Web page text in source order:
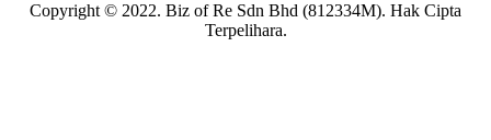
Copyright © 2022. Biz of Re Sdn Bhd (812334M). Hak Cipta
Terpelihara.